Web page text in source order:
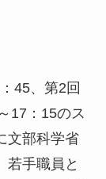
45、第2回
17：15のス
文部科学省
若手職員と